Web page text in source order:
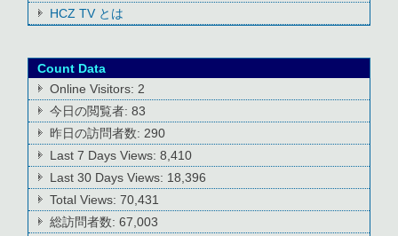
HCZ TV とは
Count Data
Online Visitors: 2
今日の閲覧者:83
昨日の訪問者数: 290
Last 7 Days Views:8,410
Last 30 Days Views: 18,396
Total Views:70,431
総訪問者数:67,003